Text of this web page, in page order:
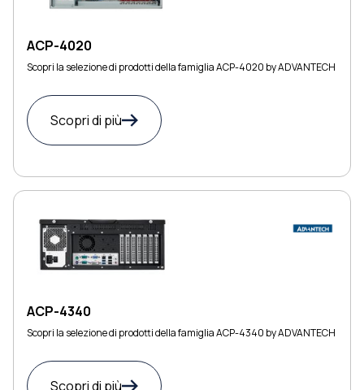
ACP-4020
Scopri la selezione di prodotti della famiglia ACP-4020 by ADVANTECH
Scopri di più
ACP-4340
Scopri la selezione di prodotti della famiglia ACP-4340 by ADVANTECH
Scopri di più